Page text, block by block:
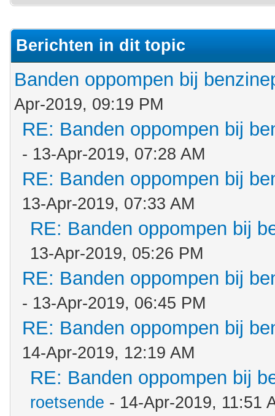
Berichten in dit topic
Banden oppompen bij
Apr-2019, 09:19 PM
RE: Banden oppompen bij
- 13-Apr-2019, 07:28 AM
RE: Banden oppompen bij
13-Apr-2019, 07:33 AM
RE: Banden oppompen bij
13-Apr-2019, 05:26 PM
RE: Banden oppompen bij
- 13-Apr-2019, 06:45 PM
RE: Banden oppompen bij
14-Apr-2019, 12:19 AM
RE: Banden oppompen bij
roetsende - 14-Apr-2019, 11:51